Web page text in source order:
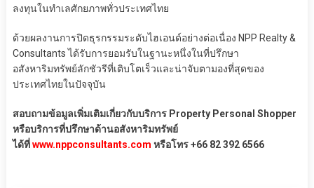
ลงทุนในทำเลศักยภาพทั่วประเทศไทย
ด้วยผลงานการปิดธุรกรรมระดับไฮเอนด์อย่างต่อเนื่อง NPP Realty &
Consultants ได้รับการยอมรับในฐานะหนึ่งในที่ปรึกษา
อสังหาริมทรัพย์ลักชัวรีที่เติบโตเร็วและน่าจับตามองที่สุดของ
ประเทศไทยในปัจจุบัน
สอบถามข้อมูลเพิ่มเติมเกี่ยวกับบริการ Property Personal Shopper
หรือบริการที่ปรึกษาด้านอสังหาริมทรัพย์
ได้ที่www.nppconsultants.com หรือโทร +66 82 392 6566